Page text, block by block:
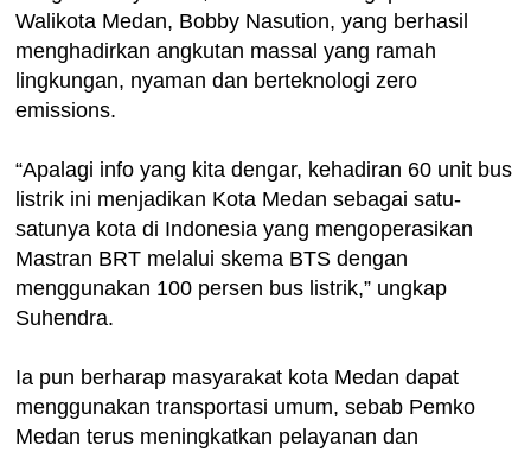
Walikota Medan, Bobby Nasution, yang berhasil
menghadirkan angkutan massal yang ramah
lingkungan, nyaman dan berteknologi zero
emissions.
“Apalagi info yang kita dengar, kehadiran 60 unit bus
listrik ini menjadikan Kota Medan sebagai satu-
satunya kota di Indonesia yang mengoperasikan
Mastran BRT melalui skema BTS dengan
menggunakan 100 persen bus listrik,” ungkap
Suhendra.
Ia pun berharap masyarakat kota Medan dapat
menggunakan transportasi umum, sebab Pemko
Medan terus meningkatkan pelayanan dan